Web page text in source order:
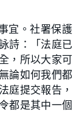
宜。社署保護
詩：「法庭已
，所以大家可
論如何我們都
庭提交報告，
都是其中一個